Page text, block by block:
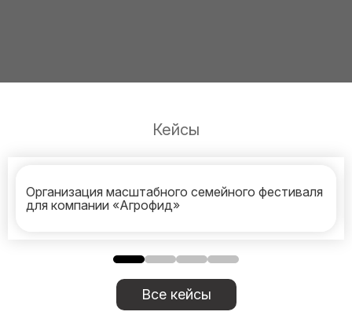
Кейсы
Организация масштабного семейного фестиваля
для компании «Агрофид»
Все кейсы